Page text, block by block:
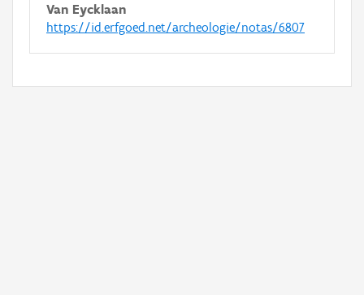
Van Eycklaan
https://id.erfgoed.net/archeologie/notas/6807